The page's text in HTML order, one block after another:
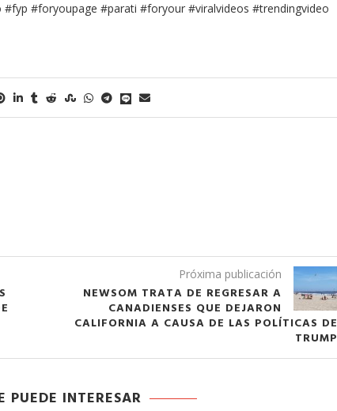
#fyp #foryoupage #parati #foryour #viralvideos #trendingvideo
Próxima publicación
NEWSOM TRATA DE REGRESAR A
CANADIENSES QUE DEJARON
CALIFORNIA A CAUSA DE LAS POLÍTICAS DE
TRUMP
PUEDE INTERESAR